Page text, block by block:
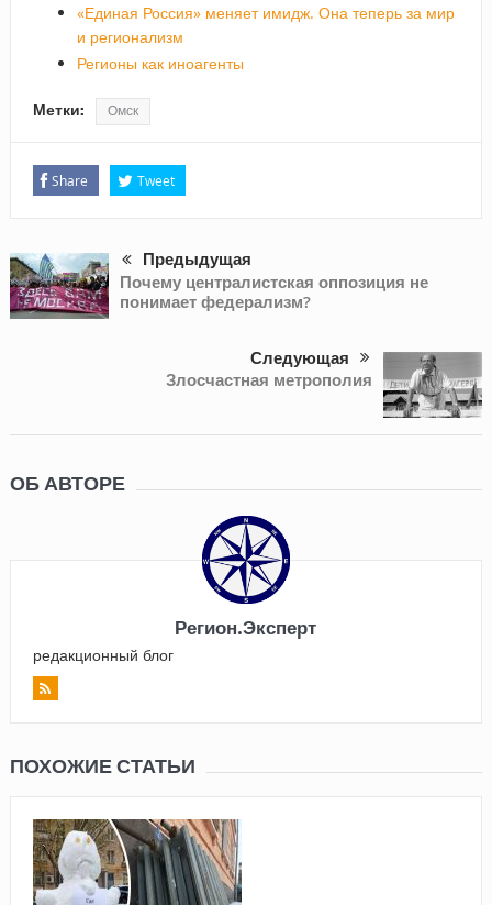
«Единая Россия» меняет имидж. Она теперь за мир
и регионализм
Регионы как иноагенты
Метки: Омск
Share Tweet
Предыдущая
Почему централистская оппозиция не
понимает федерализм?
Следующая
Злосчастная метрополия
ОБ АВТОРЕ
Регион.Эксперт
редакционный блог
ПОХОЖИЕ СТАТЬИ